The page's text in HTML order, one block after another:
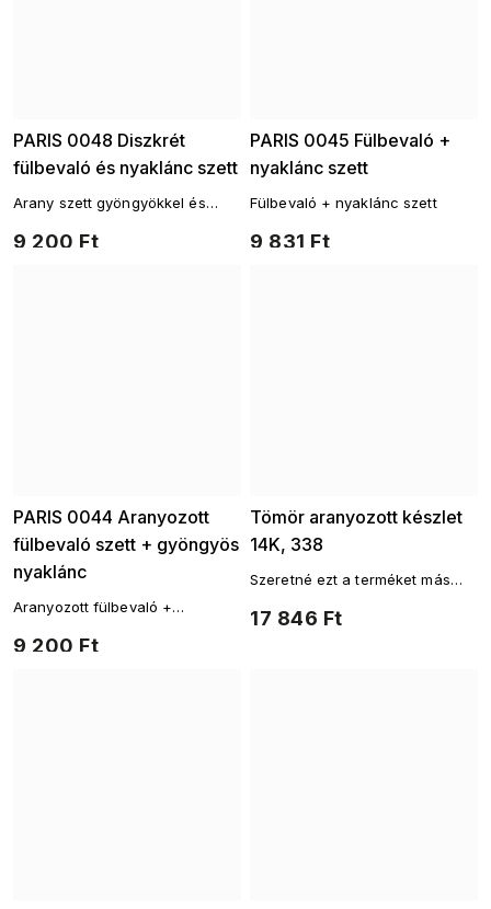
PARIS 0048 Diszkrét
fülbevaló és nyaklánc szett
9 200 Ft
Arany szett gyöngyökkel és
elegancia
PARIS 0045 Fülbevaló +
nyaklánc szett
9 831 Ft
Fülbevaló + nyaklánc szett
PARIS 0044 Aranyozott
fülbevaló szett + gyöngyös
nyaklánc
9 200 Ft
Aranyozott fülbevaló +
Tömör aranyozott készlet
14K, 338
17 846 Ft
Szeretné ezt a terméket más
Aranyozott láncokAranyozott